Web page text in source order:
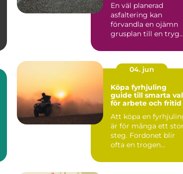
En väl planerad
asfaltering kan
förvandla en ojämn
grusplan till en trygg,
04. jun
Köpa fyrhjuling
guide till smarta val
för arbete och fritid
Att köpa en
är för många ett
steg. Fordonet blir
ofta en trogen